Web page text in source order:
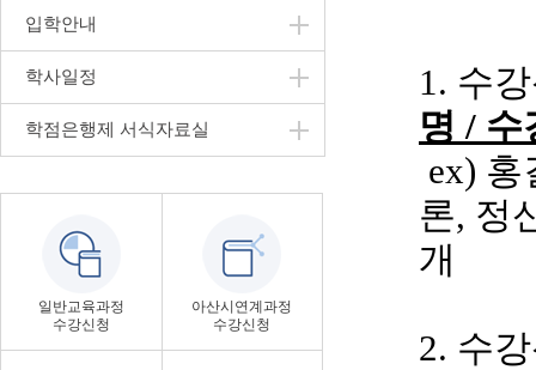
입학안내
학사일정
학점은행제 서식자료실
일반교육과정
수강신청
아산시연계과정
수강신청
1. 수
명/
ex) 홍
론, 정
개
2. 수